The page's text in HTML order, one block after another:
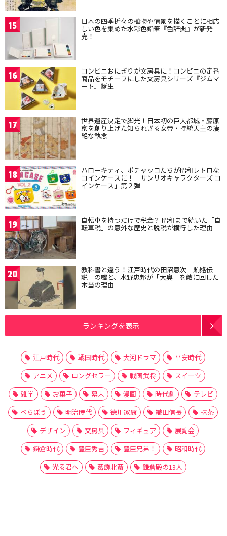
15 日本の四季折々の植物や情景を描くことに相応
しい色を集めた水彩色鉛筆『色辞典』が新発
売！
16 コンビニおにぎりが文房具に！コンビニの定番
商品をモチーフにした文房具シリーズ『ジムマ
ート』誕生
17 世界遺産決定で脚光！日本初の巨大都城・藤原
京を創り上げた知られざる女帝・持統天皇の凄
絶な執念
18 ハローキティ、ポチャッコたちが昭和レトロな
コインケースに！「サンリオキャラクターズ コ
インケース」第２弾
19 自転車を持つだけで税金？ 昭和まで続いた「自
転車税」の意外な歴史と脱税が横行した理由
20 教科書と違う！江戸時代の田沼意次「賄賂伝
説」の嘘と、水野忠邦が「大奥」を敵に回した
本当の理由
ランキングを表示
江戸時代 戦国時代 大河ドラマ
平安時代
アニメ
ロングセラー 戦国武将
スイーツ
雑学
お菓子 幕末 漫画 時代劇
テレビ
べらぼう
明治時代 徳川家康 織田信長
抹茶
デザイン
文房具 フィギュア
展覧会
鎌倉時代
豊臣秀吉 豊臣兄弟！
昭和時代
光る君へ
葛飾北斎 鎌倉殿の13人